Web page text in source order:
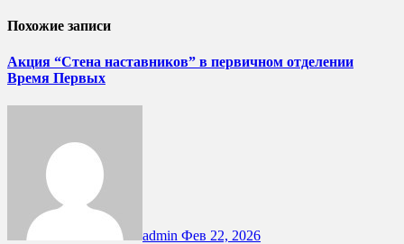
Похожие записи
Акция “Стена наставников” в первичном отделении
Время Первых
admin Фев 22, 2026